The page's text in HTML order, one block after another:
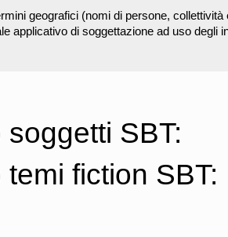
geografici (nomi di persone,
applicativo di soggettazione ad uso degli
SBT:
fiction SBT: